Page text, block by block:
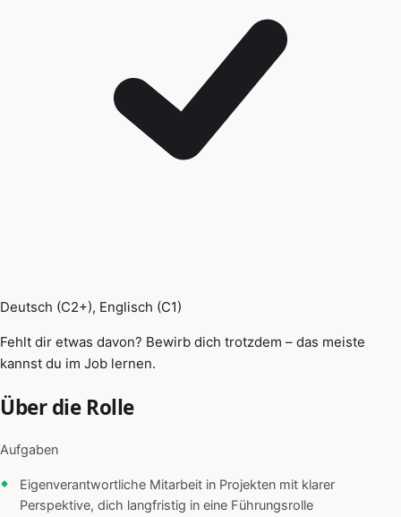
Deutsch (C2+), Englisch (C1)
Fehlt dir etwas davon? Bewirb dich trotzdem – das meiste
kannst du im Job lernen.
Über die Rolle
Aufgaben
Eigenverantwortliche Mitarbeit in Projekten mit klarer
Perspektive, dich langfristig in eine Führungsrolle